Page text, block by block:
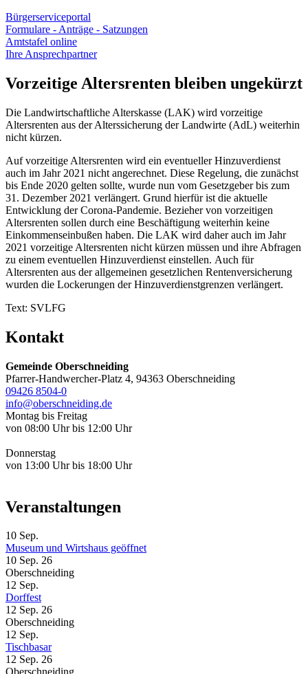
Bürgerserviceportal
Formulare - Anträge - Satzungen
Amtstafel online
Ihre Ansprechpartner
Vorzeitige Altersrenten bleiben ungekürzt
Die Landwirtschaftliche Alterskasse (LAK) wird vorzeitige
Altersrenten aus der Alterssicherung der Landwirte (AdL) weiterhin
nicht kürzen.
Auf vorzeitige Altersrenten wird ein eventueller Hinzuverdienst
auch im Jahr 2021 nicht angerechnet. Diese Regelung, die zunächst
bis Ende 2020 gelten sollte, wurde nun vom Gesetzgeber bis zum
31. Dezember 2021 verlängert. Grund hierfür ist die aktuelle
Entwicklung der Corona-Pandemie. Bezieher von vorzeitigen
Altersrenten sollen durch eine Beschäftigung weiterhin keine
Einkommenseinbußen haben. Die LAK wird daher auch im Jahr
2021 vorzeitige Altersrenten nicht kürzen müssen und ihre Abfragen
zu einem eventuellen Hinzuverdienst einstellen. Auch für
Altersrenten aus der allgemeinen gesetzlichen Rentenversicherung
wurden die Lockerungen der Hinzuverdienstgrenzen verlängert.
Text: SVLFG
Kontakt
Gemeinde Oberschneiding
Pfarrer-Handwercher-Platz 4, 94363 Oberschneiding
09426 8504-0
info@oberschneiding.de
Montag bis Freitag
von 08:00 Uhr bis 12:00 Uhr
Donnerstag
von 13:00 Uhr bis 18:00 Uhr
Veranstaltungen
10 Sep.
Museum und Wirtshaus geöffnet
10 Sep. 26
Oberschneiding
12 Sep.
Dorffest
12 Sep. 26
Oberschneiding
12 Sep.
Tischbasar
12 Sep. 26